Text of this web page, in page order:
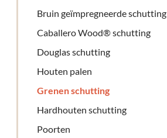
Bruin geïmpregneerde schutting
Caballero Wood® schutting
Douglas schutting
Houten palen
Grenen schutting
Hardhouten schutting
Poorten